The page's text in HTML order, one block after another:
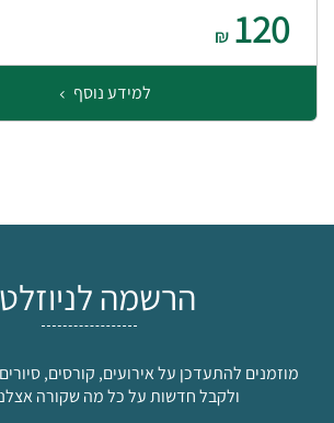
120
₪
למידע נוסף
הרשמה
מוזמנים להתעדכן על אירועים, קורסים,
ולקבל חדשות על כל מה שקורה